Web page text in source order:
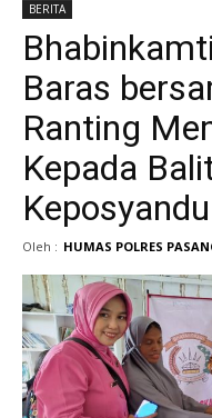
BERITA
Baras
Ranting
Kepada
Keposyandu
Oleh : HUMAS POLRES